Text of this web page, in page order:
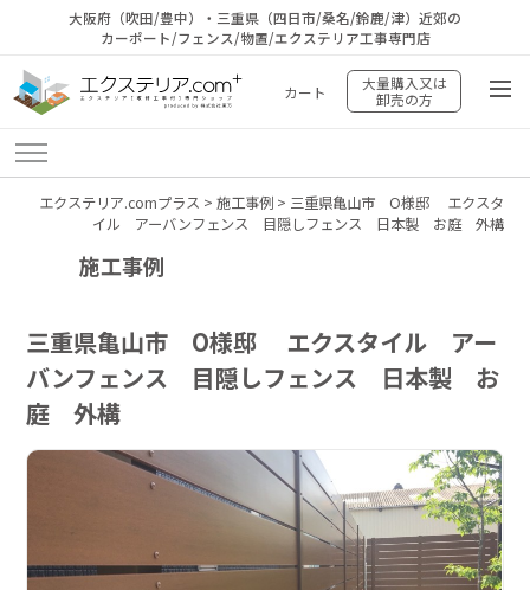
大阪府（吹田/豊中）・三重県（四日市/桑名/鈴鹿/津）近郊の
カーポート/フェンス/物置/エクステリア工事専門店
カート
大量購入又は
卸売の方
エクステリア.comプラス > 施工事例> 三重県亀山市 O様邸 エクスタ
イル アーバンフェンス 目隠しフェンス 日本製 お庭 外構
施工事例
三重県亀山市 O様邸 エクスタイル アー
バンフェンス 目隠しフェンス 日本製 お
庭 外構